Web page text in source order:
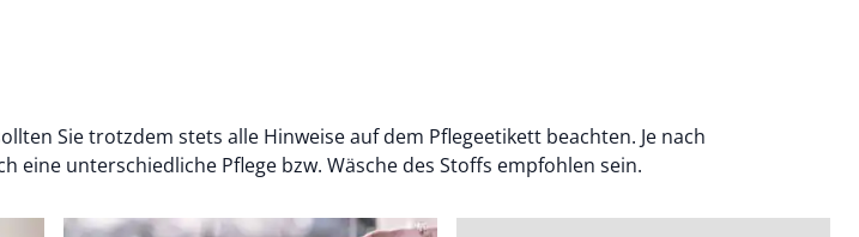
Sie trotzdem stets alle Hinweise auf dem Pflegeetikett beachten. Je nach
eine unterschiedliche Pflege bzw. Wäsche des Stoffs empfohlen sein.